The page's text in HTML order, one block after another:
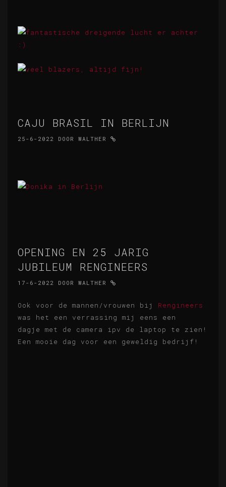
CAJU BRASIL IN BERLIJN
25-6-2022 DOOR WALTHER
OPENING EN 25 JARIG
JUBILEUM RENGINEERS
17-6-2022 DOOR WALTHER
Ook voor de mannen/vrouwen bij Rengineers
was het een verrassing mij eens een
dagje met de camera ipv de laptop te zien!
Een mooie dag voor een geweldig bedrijf!